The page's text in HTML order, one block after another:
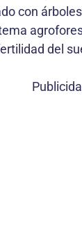
con
del